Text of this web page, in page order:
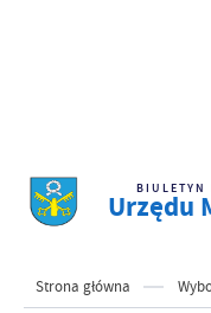
BIULETYN
Urzędu
Strona główna